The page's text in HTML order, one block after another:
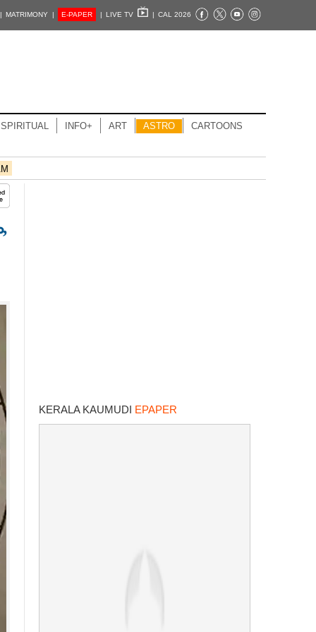
MATRIMONY | E-PAPER | LIVE TV | CAL 2026
SPIRITUAL INFO+ ART ASTRO CARTOONS
KERALA KAUMUDI EPAPER